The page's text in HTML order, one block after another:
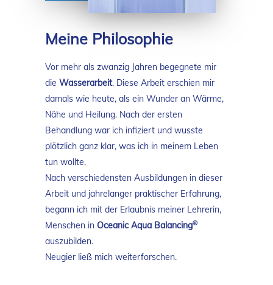
Meine Philosophie
Vor mehr als zwanzig Jahren begegnete mir
die Wasserarbeit. Diese Arbeit erschien mir
damals wie heute, als ein Wunder an Wärme,
Nähe und Heilung. Nach der ersten
Behandlung war ich infiziert und wusste
plötzlich ganz klar, was ich in meinem Leben
tun wollte.
Nach verschiedensten Ausbildungen in dieser
Arbeit und jahrelanger praktischer Erfahrung,
begann ich mit der Erlaubnis meiner Lehrerin,
Menschen in Oceanic Aqua Balancing®
auszubilden.
Neugier ließ mich weiterforschen.